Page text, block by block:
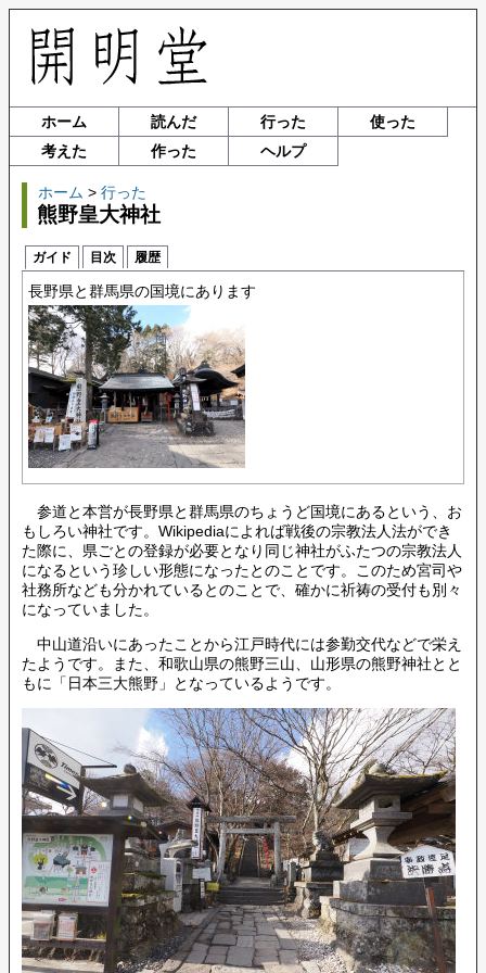
ホーム 読んだ 行った
使った
考えた
作った ヘルプ
ホーム > 行った
熊野皇大神社
ガイド 目次 履歴
長野県と群馬県の国境にあります
参道と本営が長野県と群馬県のちょうど国境にあるという、お
もしろい神社です。Wikipediaによれば戦後の宗教法人法ができ
た際に、県ごとの登録が必要となり同じ神社がふたつの宗教法人
になるという珍しい形態になったとのことです。このため宮司や
社務所なども分かれているとのことで、確かに祈祷の受付も別々
になっていました。
中山道沿いにあったことから江戸時代には参勤交代などで栄え
たようです。また、和歌山県の熊野三山、山形県の熊野神社とと
もに「日本三大熊野」となっているようです。